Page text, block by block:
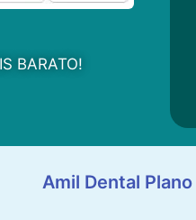
BARATO!
Amil Dental